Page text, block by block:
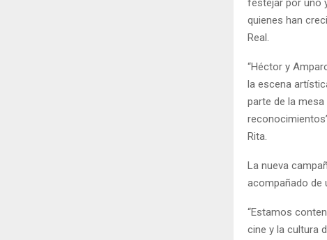
festejar por uno
quienes han
Real.
“Héctor y
la escena
parte de la
Rita.
La nueva
acompañado de
“Estamos
cine y la cultura